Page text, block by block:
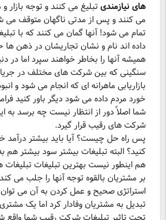
های نیازمندی تبلیغ می کنند و توجه
می کنند و پس از مدتی ناگهان متوقف می
تمام می شود! آنها گمان می کنند که با
داده اند نام و نشان تجاریشان در ذهن
همیشه آنها را بخاطر خواهند سپرد اما در
سنگینی که بین شرکت های مختلف در
بازاریابی ماهرانه ای که انجام می شود و
خورد مردم داده می شود دیگر باور کنید
شما اصلاً دور از انتظار نیست چه برسد به
شرکت های رقیب قرار گیرد.
پس راه حل چیست؟ آیا باید بیشتر درآمد
کنید؟ البته تبلیغات بیشتر سود بیشتر هم
هم اینطور نیست بهترین تبلیغات
بر مشتریان بالقوه توجه آنها را جلب می
استراتژی صحیح و عمل کردن به آن می توان
تبدیل به مشتریان وفادار کرد اما یک